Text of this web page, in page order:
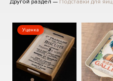
Другой раздел — Подставки для яиц
Уценка